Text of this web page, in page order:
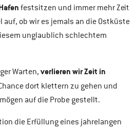
festsitzen und immer mehr Zeit
auf, ob wir es jemals an die Ostküste
unglaublich schlechtem
Warten, verlieren wir Zeit in
dort klettern zu gehen und
auf die Probe gestellt.
die Erfüllung eines jahrelangen